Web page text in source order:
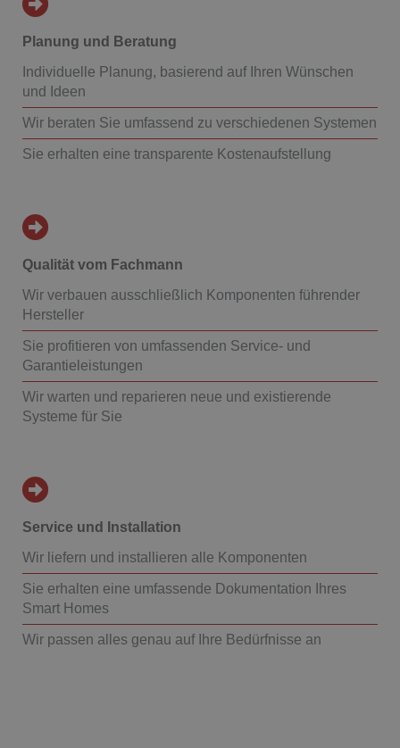
Planung und Beratung
Individuelle Planung, basierend auf Ihren Wünschen
und Ideen
Wir beraten Sie umfassend zu verschiedenen Systemen
Sie erhalten eine transparente Kostenaufstellung
Qualität vom Fachmann
Wir verbauen ausschließlich Komponenten führender
Hersteller
Sie profitieren von umfassenden Service- und
Garantieleistungen
Wir warten und reparieren neue und existierende
Systeme für Sie
Service und Installation
Wir liefern und installieren alle Komponenten
Sie erhalten eine umfassende Dokumentation Ihres
Smart Homes
Wir passen alles genau auf Ihre Bedürfnisse an